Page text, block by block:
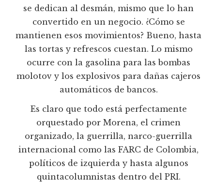
se dedican al desmán, mismo que lo han
convertido en un negocio. ¿Cómo se
mantienen esos movimientos? Bueno, hasta
las tortas y refrescos cuestan. Lo mismo
ocurre con la gasolina para las bombas
molotov y los explosivos para dañas cajeros
automáticos de bancos.
Es claro que todo está perfectamente
orquestado por Morena, el crimen
organizado, la guerrilla, narco-guerrilla
internacional como las FARC de Colombia,
políticos de izquierda y hasta algunos
quintacolumnistas dentro del PRI.